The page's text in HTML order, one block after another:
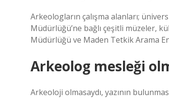
Arkeologların çalışma alanları;
Müdürlüğü’ne bağlı çeşitli müzeler,
Müdürlüğü ve Maden Tetkik Arama
Arkeolog mesleği
Arkeoloji olmasaydı, yazının